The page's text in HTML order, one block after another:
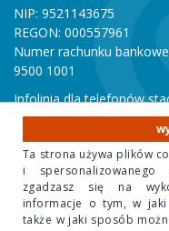
NIP: 9521143675
REGON: 000557961
Numer rachunku
9500 1001
Infolinia dla telefonów
801 051 000
Infolinia dla telefonów
22 815 10 00
Copyright 2020
Ta strona używa plików
i
zgadzasz się na
informacje o tym, w
także w jaki sposób